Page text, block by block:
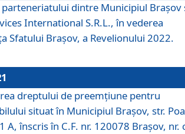
dintre Municipiul Brașov
International S.R.L., în vederea
Sfatului Brașov, a Revelionului 2022.
dreptului de preemţiune pentru
situat în Municipiul Braşov, str.
A, înscris în C.F. nr. 120078 Brașov, nr.